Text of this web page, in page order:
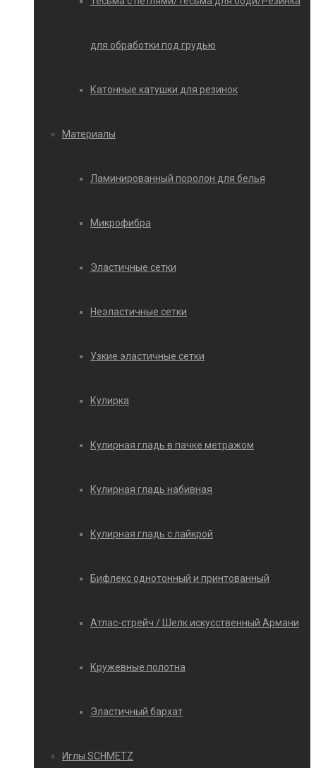
для обработки под грудью
Катонные катушки для резинок
Материалы
Ламинированный поролон для белья
Микрофибра
Эластичные сетки
Неэластичные сетки
Узкие эластичные сетки
Кулирка
Кулирная гладь в пачке метражом
Кулирная гладь набивная
Кулирная гладь с лайкрой
Бифлекс однотонный и принтованный
Атлас-стрейч / Шелк искусственный Армани
Кружевные полотна
Эластичный бархат
Иглы SCHMETZ